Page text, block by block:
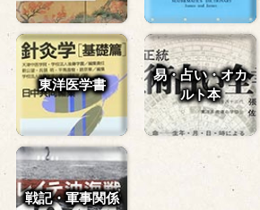
東洋医学書
易・占い・オカ
ルト本
戦記・軍事関係